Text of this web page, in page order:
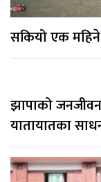
सकियो एक महिने
झापाको
यातायातका